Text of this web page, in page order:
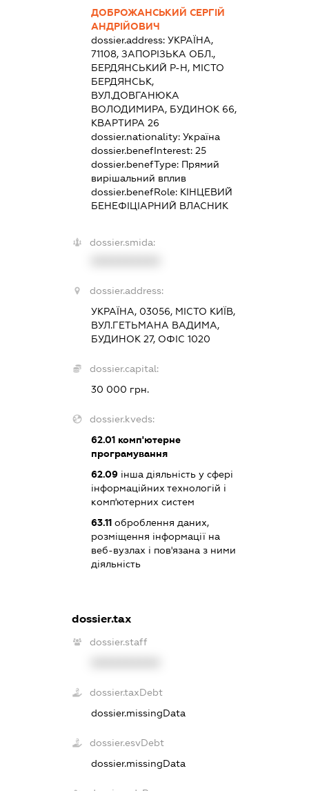
ДОБРОЖАНСЬКИЙ СЕРГІЙ
АНДРІЙОВИЧ
dossier.address: УКРАЇНА,
71108, ЗАПОРІЗЬКА ОБЛ.,
БЕРДЯНСЬКИЙ Р-Н, МІСТО
БЕРДЯНСЬК,
ВУЛ.ДОВГАНЮКА
ВОЛОДИМИРА, БУДИНОК 66,
КВАРТИРА 26
dossier.nationality: Україна
dossier.benefInterest: 25
dossier.benefType: Прямий
вирішальний вплив
dossier.benefRole: КІНЦЕВИЙ
БЕНЕФІЦІАРНИЙ ВЛАСНИК
dossier.smida:
dossier.address:
УКРАЇНА, 03056, МІСТО КИЇВ,
ВУЛ.ГЕТЬМАНА ВАДИМА,
БУДИНОК 27, ОФІС 1020
dossier.capital:
30 000 грн.
dossier.kveds:
62.01комп'ютерне
програмування
62.09інша діяльність у сфері
інформаційних технологій і
комп'ютерних систем
63.11оброблення даних,
розміщення інформації на
веб-вузлах і пов'язана з ними
діяльність
dossier.tax
dossier.staff
dossier.taxDebt
dossier.missingData
dossier.esvDebt
dossier.missingData